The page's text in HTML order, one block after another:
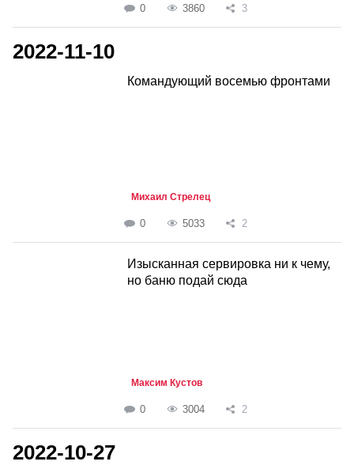
0 3860 3
2022-11-10
Командующий восемью фронтами
Михаил Стрелец
0 5033 2
Изысканная сервировка ни к чему,
но баню подай сюда
Максим Кустов
0 3004 2
2022-10-27